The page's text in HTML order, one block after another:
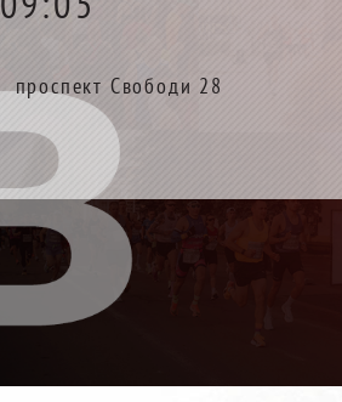
проспект Свободи 28